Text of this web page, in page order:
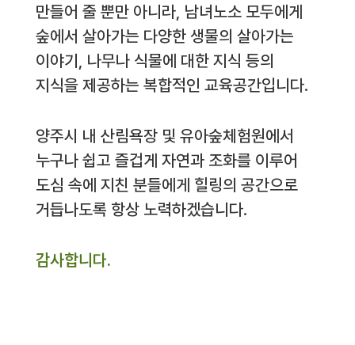
만들어 줄 뿐만 아니라, 남녀노소 모두에게
숲에서 살아가는 다양한 생물의 살아가는
이야기, 나무나 식물에 대한 지식 등의
지식을 제공하는 복합적인 교육공간입니다.
양주시 내 산림욕장 및 유아숲체험원에서
누구나 쉽고 즐겁게 자연과 조화를 이루어
도심 속에 지친 분들에게 힐링의 공간으로
거듭나도록 항상 노력하겠습니다.
감사합니다.